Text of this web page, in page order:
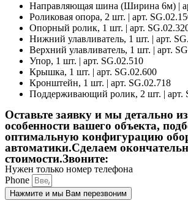
Направляющая шина (Ширина 6м) |
Роликовая опора, 2 шт. | арт.
Опорный ролик, 1 шт. | арт.
Нижний улавливатель, 1 шт. | арт.
Верхний улавливатель, 1 шт. | арт.
Упор, 1 шт. | арт. SG.02.510
Крышка, 1 шт. | арт. SG.02.600
Кронштейн, 1 шт. | арт. SG.02.718
Поддерживающий ролик, 2 шт. | арт.
Оставьте заявку и мы детально
особенности вашего объекта,
оптимальную конфигурацию
автоматики.Сделаем
стоимости.Звоните:
Нужен только номер телефона
Phone
Нажмите и мы Вам перезвоним